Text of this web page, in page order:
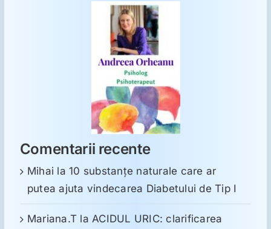
Comentarii recente
Mihai la10 substanţe naturale care ar
putea ajuta vindecarea Diabetului de Tip I
Mariana.T la ACIDUL URIC: clarificarea